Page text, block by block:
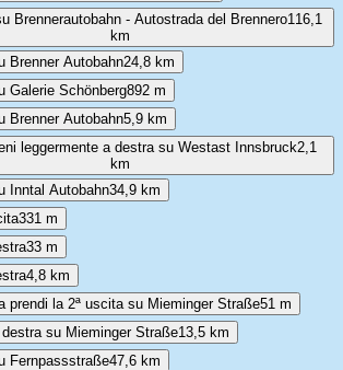
Brennerautobahn - Autostrada del Brennero116,1
km
Brenner Autobahn24,8 km
Galerie Schönberg892 m
Brenner Autobahn5,9 km
leggermente a destra su Westast Innsbruck2,1
km
Inntal Autobahn34,9 km
331 m
33 m
4,8 km
prendi la 2ª uscita su Mieminger Straße51 m
su Mieminger Straße13,5 km
Fernpassstraße47,6 km